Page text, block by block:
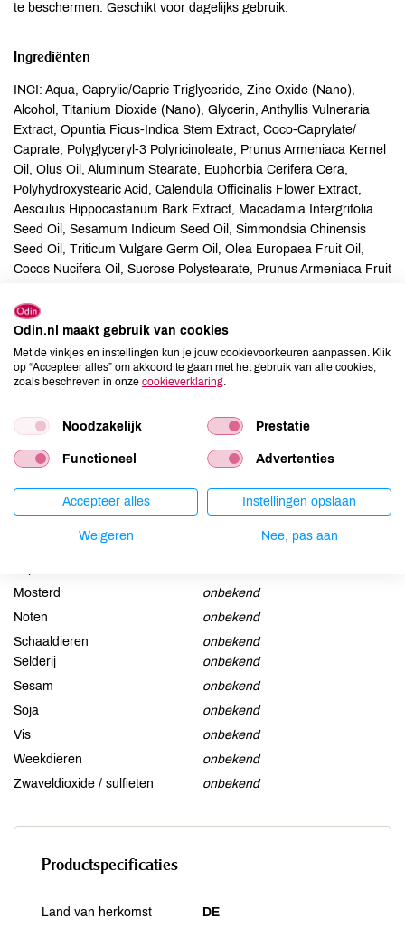
te beschermen. Geschikt voor dagelijks gebruik.
Ingrediënten
INCI: Aqua, Caprylic/Capric Triglyceride, Zinc Oxide (Nano),
Alcohol, Titanium Dioxide (Nano), Glycerin, Anthyllis Vulneraria
Extract, Opuntia Ficus-Indica Stem Extract, Coco-Caprylate/
Caprate, Polyglyceryl-3 Polyricinoleate, Prunus Armeniaca Kernel
Oil, Olus Oil, Aluminum Stearate, Euphorbia Cerifera Cera,
Polyhydroxystearic Acid, Calendula Officinalis Flower Extract,
Aesculus Hippocastanum Bark Extract, Macadamia Intergrifolia
Seed Oil, Sesamum Indicum Seed Oil, Simmondsia Chinensis
Seed Oil, Triticum Vulgare Germ Oil, Olea Europaea Fruit Oil,
Cocos Nucifera Oil, Sucrose Polystearate, Prunus Armeniaca Fruit
Linalool*, Geraniol*, Citronellol*, Benzyl Salicylate*, Coumarin*,
Farnesol*, Benzyl Benzoate*, Eugenol*, Benzyl Alcohol*,
Magnesium Sulfate, Sucrose Distearate, Helianthus Annuus Seed
Oil, Propolis Cera, Silica, Zinc Stearate, Alumina, Bentonite, CI
77491, CI 77492, CI 77499. *from natural essential oils
Allergenen
Aardnoten
onbekend
Ei
onbekend
Gluten
onbekend
Mosterd
onbekend
Noten
onbekend
Schaaldieren
onbekend
Selderij
onbekend
Sesam
onbekend
Soja
onbekend
Vis
onbekend
Weekdieren
onbekend
Zwaveldioxide / sulfieten
onbekend
Productspecificaties
Land van herkomst DE
Odin.nl maakt gebruik van cookies
Met de vinkjes en instellingen kun je jouw cookievoorkeuren aanpassen. Klik
op “Accepteer alles” om akkoord te gaan met het gebruik van alle cookies,
zoals beschreven in onze cookieverklaring.
Noodzakelijk Prestatie
Functioneel Advertenties
Accepteer alles Instellingen opslaan
Weigeren Nee, pas aan